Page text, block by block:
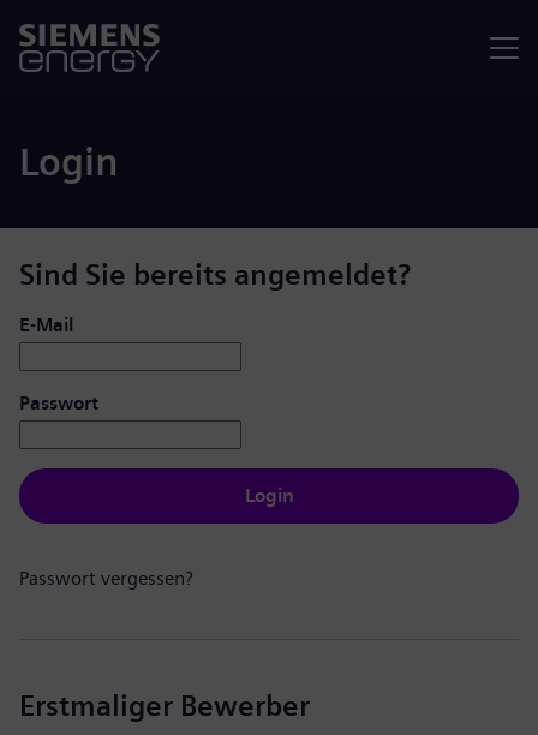
Login
Sind Sie bereits angemeldet?
Login: Benutzer und Passwort
E-Mail
Passwort
Login
Passwort vergessen?
Erstmaliger Bewerber